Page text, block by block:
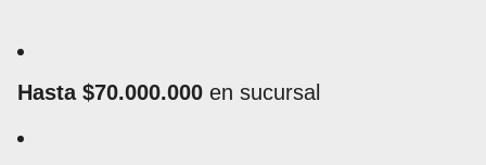
Hasta $70.000.000 en sucursal